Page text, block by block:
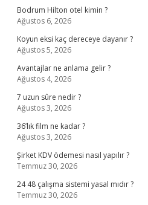
Bodrum Hilton otel kimin ?
Ağustos 6, 2026
Koyun eksi kaç dereceye dayanır ?
Ağustos 5, 2026
Avantajlar ne anlama gelir ?
Ağustos 4, 2026
7 uzun sûre nedir ?
Ağustos 3, 2026
36’lık film ne kadar ?
Ağustos 3, 2026
Şirket KDV ödemesi nasıl yapılır ?
Temmuz 30, 2026
24 48 çalışma sistemi yasal mıdır ?
Temmuz 30, 2026